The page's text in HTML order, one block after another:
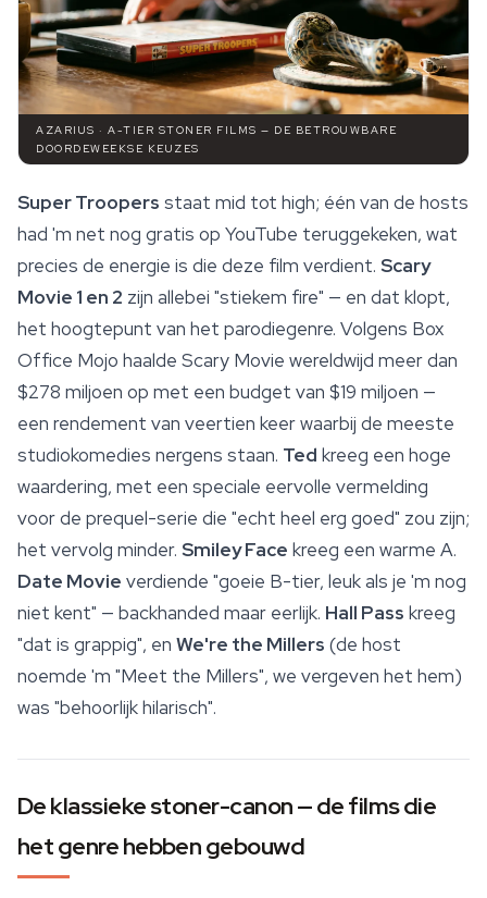
AZARIUS · A-TIER STONER FILMS — DE BETROUWBARE
DOORDEWEEKSE KEUZES
Super Troopers staat mid tot high; één van de hosts
had 'm net nog gratis op YouTube teruggekeken, wat
precies de energie is die deze film verdient. Scary
Movie 1 en 2 zijn allebei "stiekem fire" — en dat klopt,
het hoogtepunt van het parodiegenre. Volgens Box
Office Mojo haalde Scary Movie wereldwijd meer dan
$278 miljoen op met een budget van $19 miljoen —
een rendement van veertien keer waarbij de meeste
studiokomedies nergens staan. Ted kreeg een hoge
waardering, met een speciale eervolle vermelding
voor de prequel-serie die "echt heel erg goed" zou zijn;
het vervolg minder. Smiley Face kreeg een warme A.
Date Movie verdiende "goeie B-tier, leuk als je 'm nog
niet kent" — backhanded maar eerlijk. Hall Pass kreeg
"dat is grappig", en We're the Millers (de host
noemde 'm "Meet the Millers", we vergeven het hem)
was "behoorlijk hilarisch".
De klassieke stoner-canon — de films die
het genre hebben gebouwd